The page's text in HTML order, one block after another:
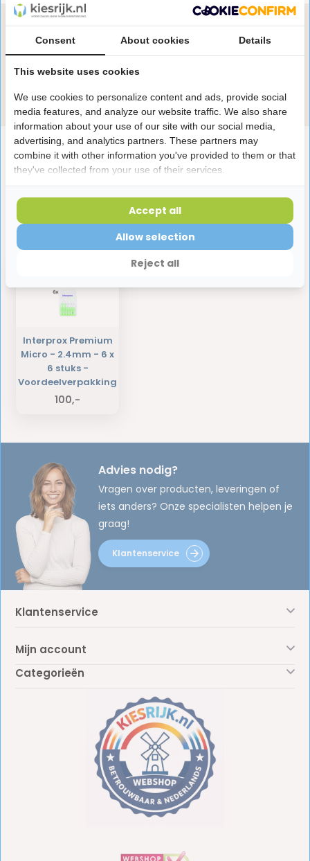
Productomschrijving
Reviews
Heb je een vraag over dit product?
Onze specialisten helpen je graag! Spreek ons aan
Stuur e-mail
Laatst bekeken producten
Interprox Premium
Micro - 2.4mm - 6 x
6 stuks -
Voordeelverpakking
100,-
Advies nodig?
Vragen over producten, leveringen of
iets anders? Onze specialisten helpen je
graag!
Klantenservice
Klantenservice
Mijn account
Categorieën
Consent About cookies Details
This website uses cookies
We use cookies to personalize content and ads, provide social
media features, and analyze our website traffic. We also share
information about your use of our site with our social media,
advertising, and analytics partners. These partners may
combine it with other information you've provided to them or that
they've collected from your use of their services.
Reject all
Allow selection
Accept all